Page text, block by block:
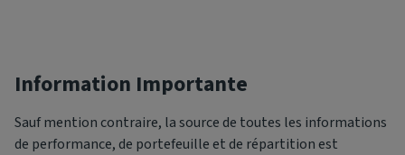
Information Importante
Sauf mention contraire, la source de toutes les informations
de performance, de portefeuille et de répartition est